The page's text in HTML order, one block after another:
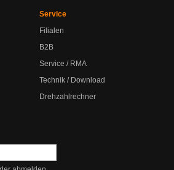
Service
Filialen
B2B
Service / RMA
Technik / Download
Drehzahlrechner